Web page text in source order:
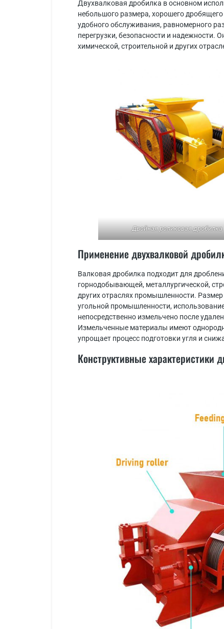
Двухвалковая дробилка в основном
небольшого размера, хорошего
удобного обслуживания, равномерного
перегрузки, безопасности и надежности.
химической, строительной и других
Двойная роликовая дробилка
Применение двухвалковой
Валковая дробилка подходит для
горнодобывающей, металлургической,
других отраслях промышленности.
угольной промышленности,
непосредственно измельчено после
Измельченные материалы имеют
упрощает процесс подготовки угля и
Конструктивные характеристики